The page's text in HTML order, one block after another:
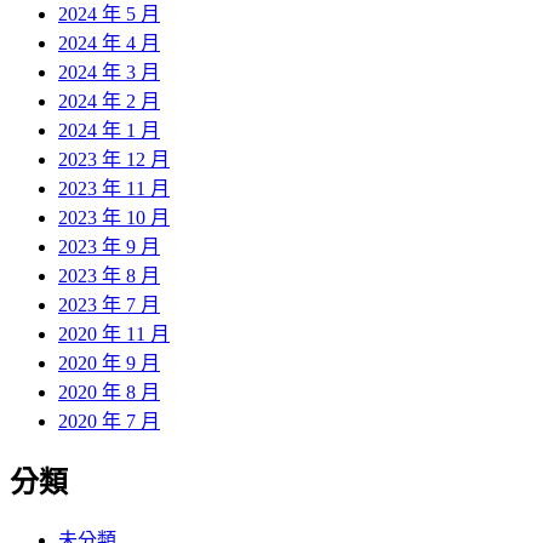
2024 年 5 月
2024 年 4 月
2024 年 3 月
2024 年 2 月
2024 年 1 月
2023 年 12 月
2023 年 11 月
2023 年 10 月
2023 年 9 月
2023 年 8 月
2023 年 7 月
2020 年 11 月
2020 年 9 月
2020 年 8 月
2020 年 7 月
分類